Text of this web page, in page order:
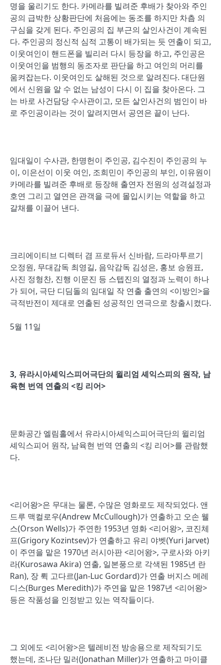
명을 울리기도 한다. 카메라를 빌려준 후배가 찾아와 주인
공의 급박한 상황판단에 처음에는 동조를 하지만 차츰 의
구심을 갖게 된다. 주인공의 집 부근의 살인사건이 계속된
다. 주인공의 정신적 심적 고통이 배가되는 듯 연출이 되고,
이웃여인이 핸드폰을 빌리러 다시 등장을 하고, 주인공은
이웃여인을 범행의 동조자로 판단을 하고 여인의 머리를
움켜잡는다. 이웃여인도 살해된 것으로 알려진다. 대단원
에서 신원을 알 수 없는 남성이 다시 이 집을 찾아온다. 그
는 바로 사건담당 수사관이고, 모든 살인사건의 범인이 바
로 주인공이라는 것이 알려지면서 공연은 끝이 난다.
임대일이 수사관, 한명헌이 주인공, 김수진이 주인공의 누
이, 이은선이 이웃 여인, 조희민이 주인공의 부인, 이유원이
카메라를 빌려준 후배로 등장해 출연자 전원의 성격설정과
호연 그리고 열연은 관객을 극에 몰입시키는 역할을 하고
갈채를 이끌어 낸다.
크리에이티브 디렉터 겸 프로듀서 신바람, 드라마투르기
오정원, 무대감독 최영길, 음악감독 김성은, 홍보 승원표,
사진 정형찬, 진행 이문진 등 스텝진의 열정과 노력이 하나
가 되어, 극단 디딤돌의 임대일 작 연출 출연의 <이방인>을
극적반전이 제대로 연출된 성공적인 연극으로 창출시켰다.
5월 11일
3, 유라시아셰익스피어극단의 윌리엄 셰익스피의 원작, 남
육현 번역 연출의 <킹 리어>
문화공간 엘림홀에서 유라시아셰익스피어극단의 윌리엄
셰익스피어 원작, 남육현 번역 연출의 <킹 리어>를 관람했
다.
<리어왕>은 무대는 물론, 수많은 영화로도 제작되었다. 앤
드루 맥컬로우(Andrew McCullough)가 연출하고 오손 웰
스(Orson Wells)가 주연한 1953년 영화 <리어왕>, 코진체
프(Grigory Kozintsev)가 연출하고 유리 야벳(Yuri Jarvet)
이 주연을 맡은 1970년 러시아판 <리어왕>, 구로사와 아키
라(Kurosawa Akira) 연출, 일본풍으로 각색된 1985년 란
Ran), 장 뤽 고다르(Jan-Luc Gordard)가 연출 버지스 메레
디스(Burges Meredith)가 주연을 맡은 1987년 <리어왕>
등은 작품성을 인정받고 있는 역작들이다.
그 외에도 <리어왕>은 텔레비전 방송용으로 제작되기도
했는데, 조나단 밀러(Jonathan Miller)가 연출하고 마이클